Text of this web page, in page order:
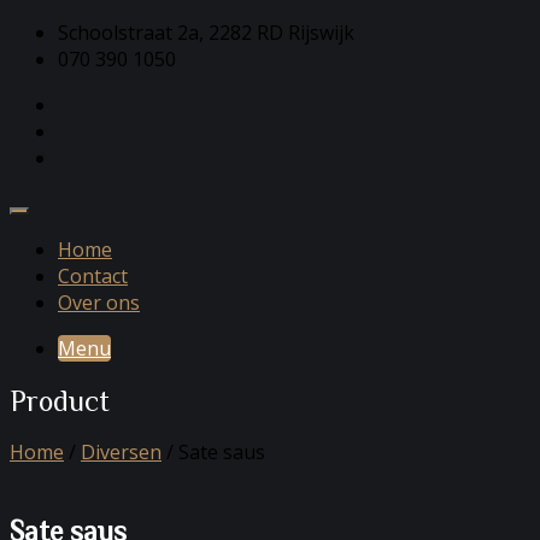
Schoolstraat 2a, 2282 RD Rijswijk
070 390 1050
Home
Contact
Over ons
Menu
Product
Home / Diversen / Sate saus
Sate saus